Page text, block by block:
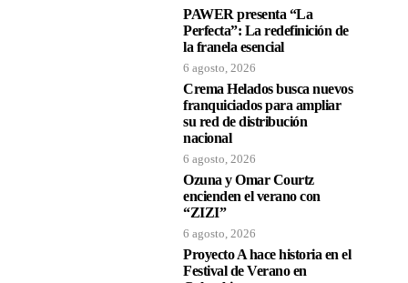
PAWER presenta “La
Perfecta”: La redefinición de
la franela esencial
6 agosto, 2026
Crema Helados busca nuevos
franquiciados para ampliar
su red de distribución
nacional
6 agosto, 2026
Ozuna y Omar Courtz
encienden el verano con
“ZIZI”
6 agosto, 2026
Proyecto A hace historia en el
Festival de Verano en